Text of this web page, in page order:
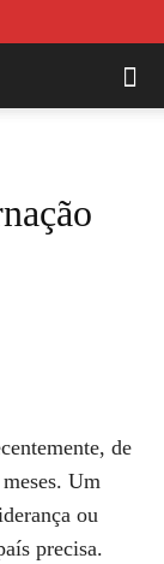
de
Um
ou
precisa.